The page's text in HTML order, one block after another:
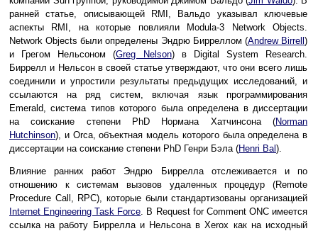
ранней статье, описывающей RMI, Вальдо указывал ключевые
аспекты RMI, на которые повлияли Modula-3 Network Objects.
Network Objects были определены Эндрю Бирреллом (Andrew Birrell)
и Грегом Нельсоном (Greg Nelson) в Digital System Research.
Биррелл и Нельсон в своей статье утверждают, что они всего лишь
соединили и упростили результаты предыдущих исследований, и
ссылаются на ряд систем, включая язык программирования
Emerald, система типов которого была определена в диссертации
на соискание степени PhD Нормана Хатчинсона (Norman
Hutchinson), и Orca, объектная модель которого была определена в
диссертации на соискание степени PhD Генри Бэла (Henri Bal ).
Влияние ранних работ Эндрю Биррелла отслеживается и по
отношению к системам вызовов удаленных процедур (Remote
Procedure Call, RPC), которые были стандартизованы организацией
Internet Engineering Task Force . В Request for Comment ONC имеется
ссылка на работу Биррелла и Нельсона в Xerox как на исходный